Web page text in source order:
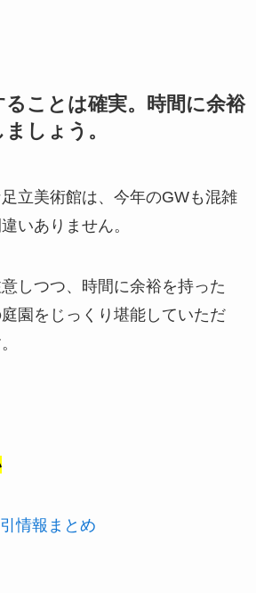
ることは確実。時間に余裕
しょう。
立美術館は、今年のGWも混雑
いありません。
しつつ、時間に余裕を持った
園をじっくり堪能していただ
情報まとめ